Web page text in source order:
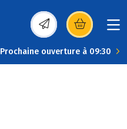
(s’ouvre dans une
Prochaine ouverture à 09:30